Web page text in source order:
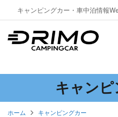
キャンピングカー・車中泊情報
キャン
ホーム
キャンピングカー